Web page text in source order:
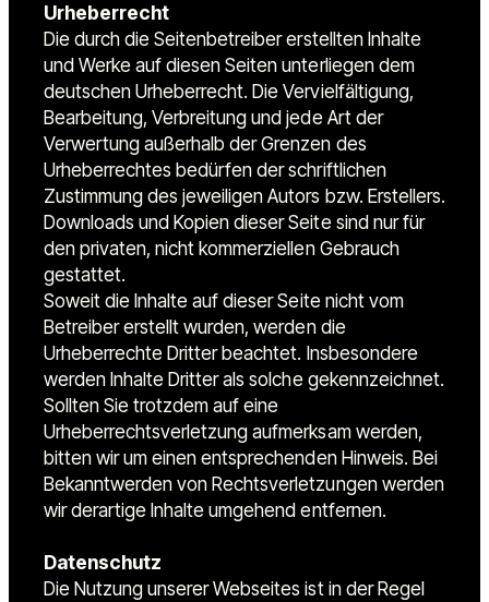
Urheberrecht
Die durch die Seitenbetreiber erstellten Inhalte
und Werke auf diesen Seiten unterliegen dem
deutschen Urheberrecht. Die Vervielfältigung,
Bearbeitung, Verbreitung und jede Art der
Verwertung außerhalb der Grenzen des
Urheberrechtes bedürfen der schriftlichen
Zustimmung des jeweiligen Autors bzw. Erstellers.
Downloads und Kopien dieser Seite sind nur für
den privaten, nicht kommerziellen Gebrauch
gestattet.
Soweit die Inhalte auf dieser Seite nicht vom
Betreiber erstellt wurden, werden die
Urheberrechte Dritter beachtet. Insbesondere
werden Inhalte Dritter als solche gekennzeichnet.
Sollten Sie trotzdem auf eine
Urheberrechtsverletzung aufmerksam werden,
bitten wir um einen entsprechenden Hinweis. Bei
Bekanntwerden von Rechtsverletzungen werden
wir derartige Inhalte umgehend entfernen.
Datenschutz
Die Nutzung unserer Webseites ist in der Regel